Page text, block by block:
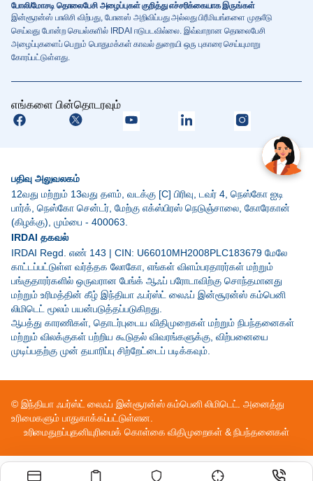
போலி/மோசடி தொலைபேசி அழைப்புகள் குறித்து எச்சரிக்கையாக இருங்கள்
இன்சூரன்ஸ் பாலிசி விற்பது, போனஸ் அறிவிப்பது அல்லது பிரீமியங்களை முதலீடு
செய்வது போன்ற செயல்களில் IRDAI ஈடுபடவில்லை. இவ்வாறான தொலைபேசி
அழைப்புகளைப் பெறும் பொதுமக்கள் காவல் துறையி ஒரு புகாரை செய்யுமாறு
கோரப்பட்டுள்ளது.
எங்களை பின்தொடரவும்
பதிவு அலுவலகம்
12வது மற்றும் 13வது தளம், வடக்கு [C] பிரிவு, டவர் 4, நெஸ்கோ ஐடி
பார்க், நெஸ்கோ சென்டர், மேற்கு எக்ஸ்பிரஸ் நெடுஞ்சாலை, கோரேகான்
(கிழக்கு), மும்பை - 400063.
IRDAI தகவல்
IRDAI Regd. எண் 143 | CIN: U66010MH2008PLC183679 மேலே
காட்டப்பட்டுள்ள வர்த்தக லோகோ, எங்கள் விளம்பரதாரர்கள் மற்றும்
பங்குதாரர்களில் ஒருவரான பேங்க் ஆஃப் பரோடாவிற்கு சொந்தமானது
மற்றும் உரிமத்தின் கீழ் இந்தியா ஃபர்ஸ்ட் லைஃப் இன்சூரன்ஸ் கம்பெனி
லிமிடெட் மூலம் பயன்படுத்தப்படுகிறது.
ஆபத்து காரணிகள், தொடர்புடைய விதிமுறைகள் மற்றும் நிபந்தனைகள்
மற்றும் விலக்குகள் பற்றிய கூடுதல் விவரங்களுக்கு, விற்பனையை
முடிப்பதற்கு முன் தயாரிப்பு சிற்றேட்டைப் படிக்கவும்.
© இந்தியா ஃபர்ஸ்ட் லைஃப் இன்சூரன்ஸ் கம்பெனி லிமிடெட். அனைத்து
உரிமைகளும் பாதுகாக்கப்பட்டுள்ளன.
உரிமைதுறப்புதனியுரிமைக் கொள்கை விதிமுறைகள் & நிபந்தனைகள்